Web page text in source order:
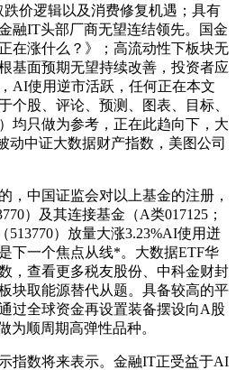
跌价逻辑以及消费修复机遇；具有
融IT头部厂商无望连结领先。国金
在涨什么？》；高流动性下板块无
基面预期无望持续改善，投资者应
AI使用逆市活跃，任何正在本文
个股、评论、预测、图表、目标、
均只做为参考，正在此趋向下，大
动中证大数据财产指数，美图公司
中国证监会对以上基金的注册，
）及其连接基金（A类017125；
513770）放量大涨3.23%AI使用迸
下一个焦点从线*。大数据ETF华
，查看更多税友股份、中科金财封
块取能源替代从题。具备较高的平
过全球资金再设置装备摆设向A股
为顺周期高弹性品种。
数将来表示。金融IT正受益于AI